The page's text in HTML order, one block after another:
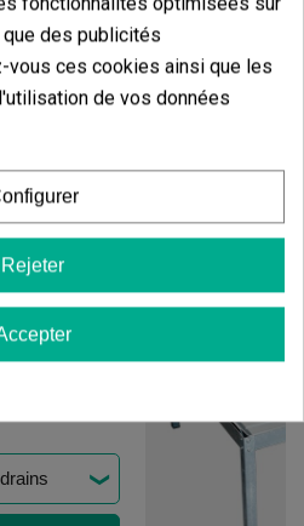
catégorie
culture
des publicités
vous ces cookies ainsi que les
de vos données
Rejeter